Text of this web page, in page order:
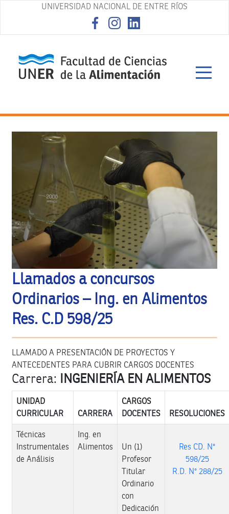
UNIVERSIDAD NACIONAL DE ENTRE RÍOS
asd
Llamados a concursos
Ordinarios – Ing. en Alimentos
Res. C.D 598/25
LLAMADO A PRESENTACIÓN DE PROYECTOS Y
ANTECEDENTES PARA CUBRIR CARGOS DOCENTES
Carrera: INGENIERÍA EN ALIMENTOS
UNIDAD
CURRICULAR
CARRERA
CARGOS
DOCENTES
RESOLUCIONES
Técnicas
Instrumentales
de Análisis
Ing. en
Alimentos
Un (1)
Profesor
Titular
Ordinario
con
Dedicación
Res CD. N°
598/25
R.D. N° 288/25